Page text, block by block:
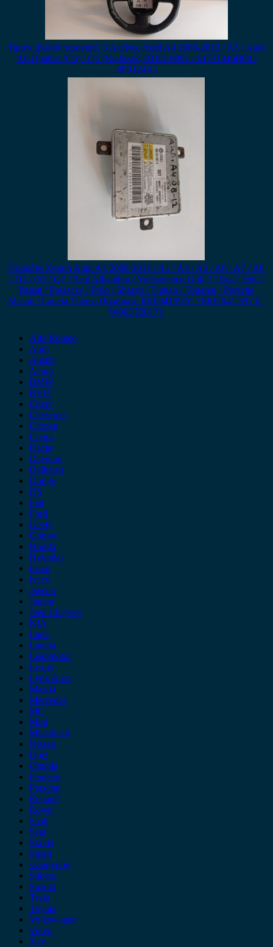
Τιμόνι (βολάν τιμονιού) 3 Ακτίνες Audi A4 2008-2012 / A5 / Audi
A6 Quattro (C6) / Q5 (Κωδικός: 8T0419091 / 61711340B00 /
4F0124A)
Πλακέτα Xenon Audi A4 2008-2015 / A1 / A3 / A5 / A6 / A7 / A8
/ Q3 / Q5 / Q7 / Seat Alhambra / Volkswagen Golf 7 / Eos / Jetta /
Passat / Passat cc / Polo / Sharan / Tiguan / Touareg / Porsche
Macan / Lancia Thema (Κωδικός: 8K0941597C / 8K0.941.597 C,
W003T20171
Alfa Romeo
Audi
Austin
Acura
BMW
BYD
Chery
Chevrolet
Citroen
Cupra
Dacia
Daewoo
Daihatsu
Dodge
DS
Fiat
Ford
Geely
Gonow
Honda
Hyundai
Isuzu
iveco
Jaecoo
Jaguar
Jeep Chrysler
KIA
Lada
Lancia
Leapmotor
Lexus
Lynk & co
Mazda
Mercedes
MG
Mini
Mitsubishi
Nissan
Opel
Omoda
Peugeot
Porsche
Renault
Rover
Saab
Seat
Skoda
Smart
ssangyong
Subaru
Suzuki
Tesla
Toyota
Volkswagen
Volvo
Xev